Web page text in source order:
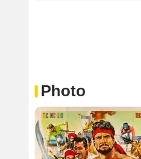
Photo